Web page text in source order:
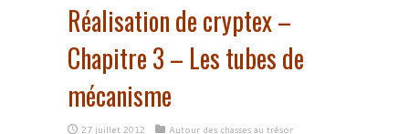
Réalisation de cryptex –
Chapitre 3 – Les tubes de
mécanisme
27 juillet 2012
Autour des chasses au trésor